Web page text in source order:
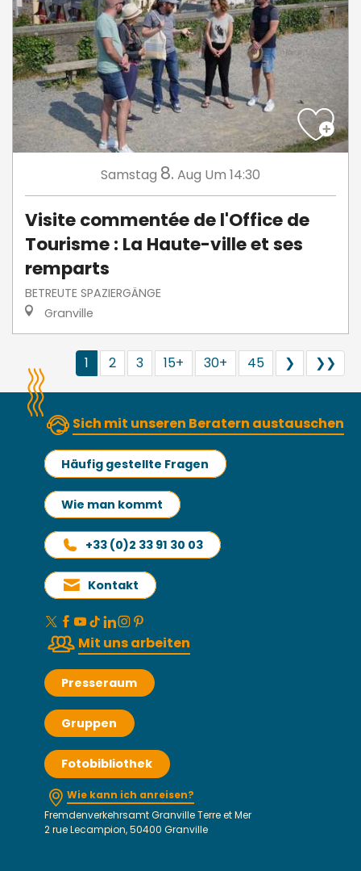
Samstag 8. Aug Um 14:30
Visite commentée de l'Office de
Tourisme : La Haute-ville et ses
remparts
BETREUTE SPAZIERGÄNGE
Granville
1 2 3 15+ 30+ 45 ❯ ❯❯
Sich mit unseren Beratern austauschen
Häufig gestellte Fragen
Wie man kommt
+33 (0)2 33 91 30 03
Kontakt
Mit uns arbeiten
Presseraum
Gruppen
Fotobibliothek
Wie kann ich anreisen?
Fremdenverkehrsamt Granville Terre et Mer
2 rue Lecampion, 50400 Granville